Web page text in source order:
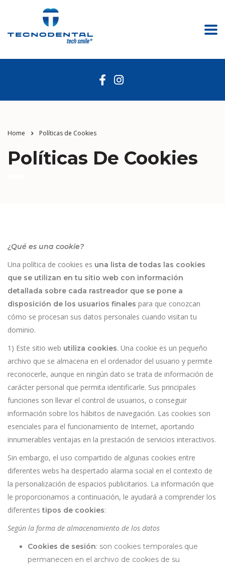
Home Políticas de Cookies
Políticas De Cookies
¿Qué es una cookie?
Una política de cookies es una lista de todas las cookies
que se utilizan en tu sitio web con información
detallada sobre cada rastreador que se pone a
disposición de los usuarios finales para que conozcan
cómo se procesan sus datos personales cuando visitan tu
dominio.
1) Este sitio web utiliza cookies. Una cookie es un pequeño
archivo que se almacena en el ordenador del usuario y permite
reconocerle, aunque en ningún dato se trata de información de
carácter personal que permita identificarle. Sus principales
funciones son llevar el control de usuarios, o conseguir
información sobre los hábitos de navegación. Las cookies son
esenciales para el funcionamiento de Internet, aportando
innumerables ventajas en la prestación de servicios interactivos.
Sin embargo, el uso compartido de algunas cookies entre
diferentes webs ha despertado alarma social en el contexto de
la personalización de espacios publicitarios. La información que
le proporcionamos a continuación, le ayudará a comprender los
diferentestipos de cookies:
Según la forma de almacenamiento de los datos
Cookies de sesión: son cookies temporales que
permanecen en el archivo de cookies de su